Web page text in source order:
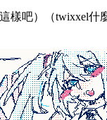
樣吧）（twixxel什